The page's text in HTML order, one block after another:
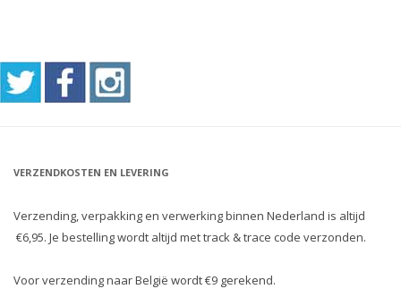
VERZENDKOSTEN EN LEVERING
Verzending, verpakking en verwerking binnen Nederland is altijd
€6,95. Je bestelling wordt altijd met track & trace code verzonden.
Voor verzending naar België wordt €9 gerekend.